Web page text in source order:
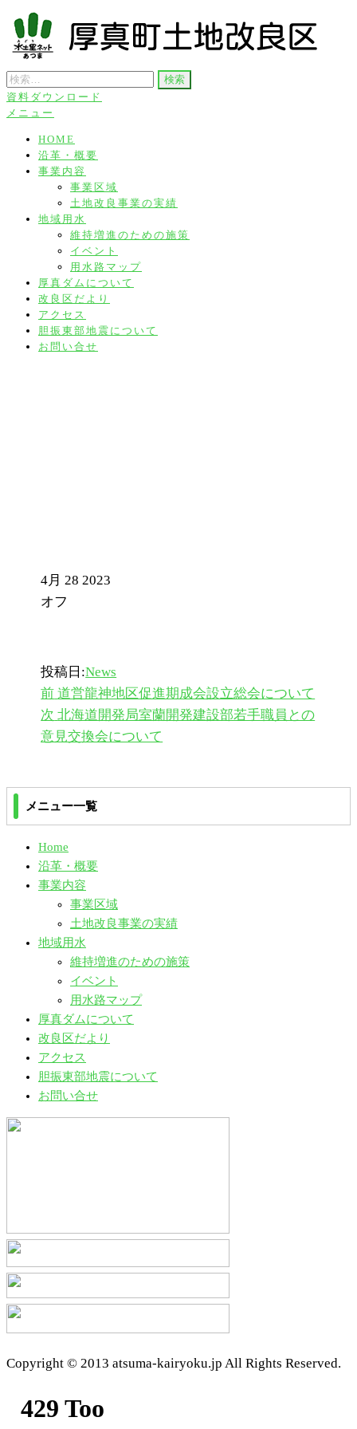
コ
ン
ン
ツ
厚真町土地改良区
検
索:
資料ダウンロード
メニュー
HOME
沿革・概要
事業内容
事業区域
土地改良事業の実績
地域用水
維持増進のための施策
イベント
用水路マップ
厚真ダムについて
改良区だより
アクセス
胆振東部地震について
お問い合せ
4月 28 2023
オフ
投稿日:News
投
稿
ビ
ゲ
ー
シ
ョ
ン
過
去
の
前 道営龍神地区促進期成会設立総会について
次
の
次 北海道開発局室蘭開発建設部若手職員との
意見交換会について
メニュー一覧
Home
沿革・概要
事業内容
事業区域
土地改良事業の実績
地域用水
維持増進のための施策
イベント
用水路マップ
厚真ダムについて
改良区だより
アクセス
胆振東部地震について
お問い合せ
Copyright © 2013 atsuma-kairyoku.jp All Rights Reserved.